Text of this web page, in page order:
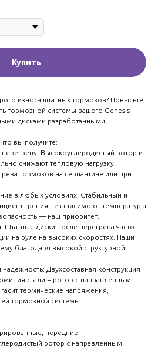
Купить
износа штатных тормозов? Повысьте
тормозной системы вашего Genesis
дисками разработанными
вы получите:
Высокоуглеродистый ротор и
снижают тепловую нагрузку.
тормозов на серпантине или при
в любых условиях: Стабильный и
трения независимо от температуры
— наш приоритет.
диски после перегрева часто
на руле на высоких скоростях. Наши
благодаря высокой структурной
Двухсоставная конструкция
стали + ротор с направленным
термические напряжения,
тормозной системы.
передние
ротор с направленным